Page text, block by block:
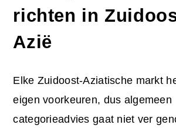
richten in
Azië
Elke Zuidoost-Aziatische markt
eigen voorkeuren, dus algemeen
categorieadvies gaat niet ver